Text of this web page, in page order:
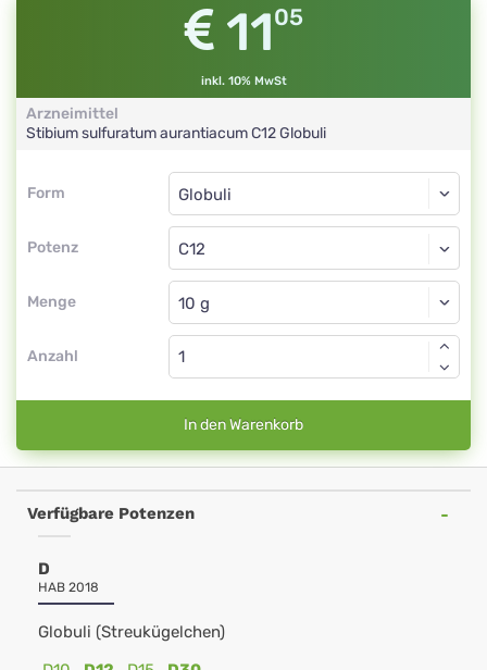
1105
inkl. 10% MwSt
Arzneimittel
Stibium sulfuratum aurantiacumC12Globuli
Form
Form
Potenz
Globuli
C12
Menge
Globuli
Anzahl
In den Warenkorb
Verfügbare Potenzen
D
HAB 2018
Globuli (Streukügelchen)